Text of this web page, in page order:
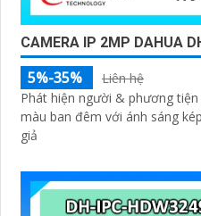
CAMERA IP 2MP DAHUA
5%-35%
Liên hệ
Phát hiện người & phương
màu ban đêm với ánh sáng
giả